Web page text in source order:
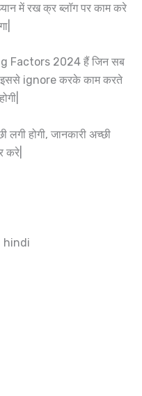
में रख क्र ब्लॉग पर काम करे
Factors 2024 हैं जिन सब
इससे ignore करके काम करते
लगी होगी, जानकारी अच्छी
करे|
hindi